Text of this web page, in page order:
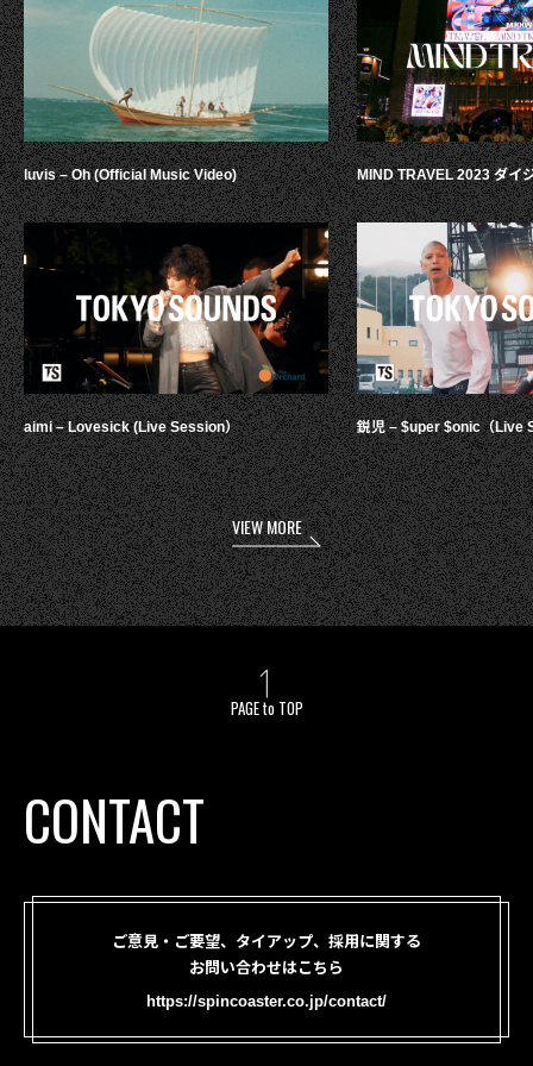
luvis – Oh (Official Music Video)
aimi – Lovesick (Live Session）
MIND TRAVEL 2023 ダイ
鋭児 – $uper $onic（Live
VIEW MORE
PAGE to TOP
CONTACT
ご意見・ご要望、タイアップ、採用に関する
お問い合わせはこちら
https://spincoaster.co.jp/contact/